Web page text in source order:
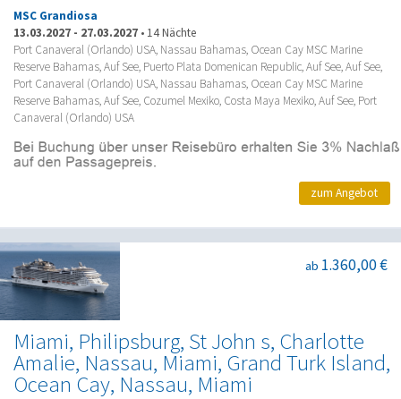
MSC Grandiosa
13.03.2027 - 27.03.2027 • 14 Nächte
Port Canaveral (Orlando) USA, Nassau Bahamas, Ocean Cay MSC Marine
Reserve Bahamas, Auf See, Puerto Plata Domenican Republic, Auf See, Auf See,
Port Canaveral (Orlando) USA, Nassau Bahamas, Ocean Cay MSC Marine
Reserve Bahamas, Auf See, Cozumel Mexiko, Costa Maya Mexiko, Auf See, Port
Canaveral (Orlando) USA
zum Angebot
Miami, Philipsburg, St John s, Charlotte
Amalie, Nassau, Miami, Grand Turk Island,
Ocean Cay, Nassau, Miami
ab 1.360,00 €